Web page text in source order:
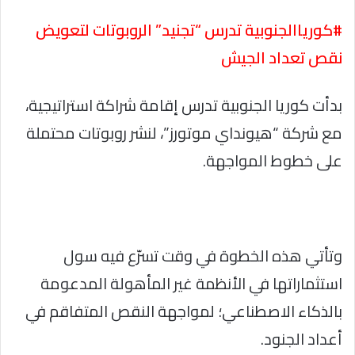
#كورياالجنوبية تدرس “تجنيد” الروبوتات لتعويض
نقص تعداد الجيش
بدأت كوريا الجنوبية تدرس إقامة شراكة استراتيجية،
مع شركة “هيونداي موتورز”، لنشر روبوتات محتملة
على خطوط المواجهة.
وتأتي هذه الخطوة في وقت تسرّع فيه سول
استثماراتها في الأنظمة غير المأهولة المدعومة
بالذكاء الاصطناعي؛ لمواجهة النقص المتفاقم في
أعداد الجنود.